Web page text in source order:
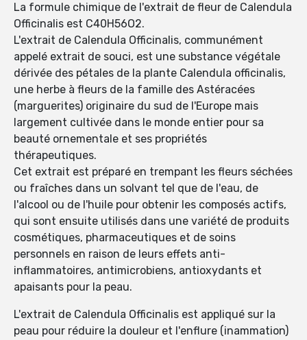
La formule chimique de l'extrait de fleur de Calendula
Officinalis est C40H56O2.
L'extrait de Calendula Officinalis, communément
appelé extrait de souci, est une substance végétale
dérivée des pétales de la plante Calendula officinalis,
une herbe à fleurs de la famille des Astéracées
(marguerites) originaire du sud de l'Europe mais
largement cultivée dans le monde entier pour sa
beauté ornementale et ses propriétés
thérapeutiques.
Cet extrait est préparé en trempant les fleurs séchées
ou fraîches dans un solvant tel que de l'eau, de
l'alcool ou de l'huile pour obtenir les composés actifs,
qui sont ensuite utilisés dans une variété de produits
cosmétiques, pharmaceutiques et de soins
personnels en raison de leurs effets anti-
inflammatoires, antimicrobiens, antioxydants et
apaisants pour la peau.
L'extrait de Calendula Officinalis est appliqué sur la
peau pour réduire la douleur et l'enflure (inammation)